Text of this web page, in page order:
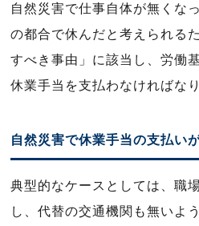
自然災害で仕事自体が無くな
の都合で休んだと考えられる
すべき事由」に該当し、労働
休業手当を支払わなければな
自然災害で休業手当の支払い
典型的なケースとしては、職
し、代替の交通機関も無いよ